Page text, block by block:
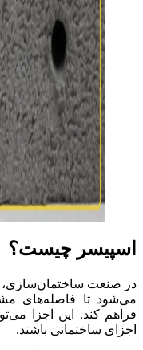
اسپیسر چیست؟
در صنعت
می‌شود تا فاصله‌های
فراهم کند. این اجزا
اجزای ساختمانی باشند.